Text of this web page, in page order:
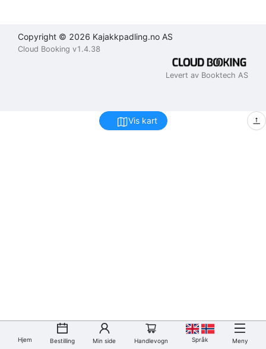
Copyright © 2026 Kajakkpadling.no AS
Cloud Booking v1.4.38
Levert av Booktech AS
Hjem Bestilling Min side Handlevogn Språk Meny
Vis kart